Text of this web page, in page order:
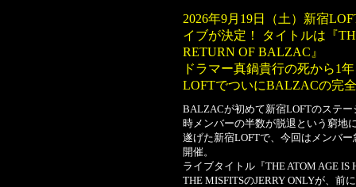
2026年9月19日（土）新宿
イブが決定！ タイトルは『
RETURN OF BALZAC』
ドラマー真鍋貴行の死から1
LOFTでついにBALZACの完
BALZACが初めて新宿LOFTのステ
時メンバーの半数が脱退という窮地
遂げた新宿LOFTで、今回はメンバ
開催。
ライブタイトル『THE ATOM AGE IS
THE MISFITSのJERRY ONLYが、